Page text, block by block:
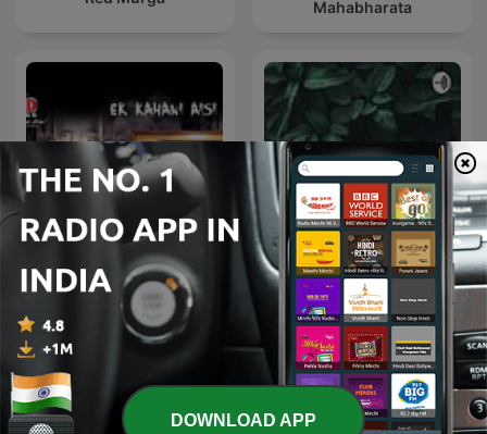
Mahabharata
Ek Kahani Aisi Bhi Bhojpuri
DOWNLOAD APP